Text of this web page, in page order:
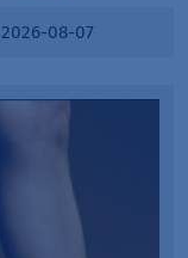
2026-08-07